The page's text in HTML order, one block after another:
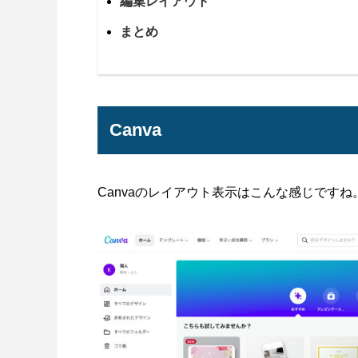
まとめ
Canva
Canvaのレイアウト表示はこんな感じですね